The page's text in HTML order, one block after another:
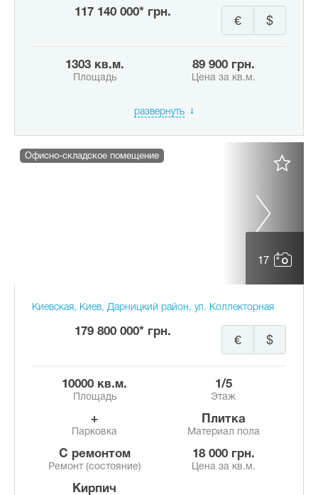
117 140 000* грн.
$
€
1303 кв.м.
Площадь
89 900 грн.
Цена за кв.м.
развернуть
17
Офисно-складское помещение
Киевская, Киев, Дарницкий район, ул. Коллекторная
179 800 000* грн.
$
€
10000 кв.м.
Площадь
1/5
Этаж
+
Парковка
Плитка
Материал пола
с ремонтом
Ремонт (состояние)
18 000 грн.
Цена за кв.м.
Кирпич